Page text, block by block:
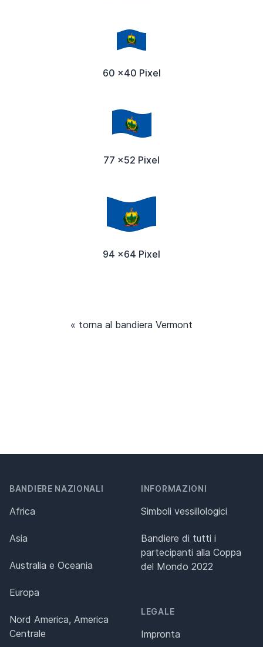
60 x40 Pixel
77 x52 Pixel
94 x64 Pixel
« torna al bandiera Vermont
BANDIERE NAZIONALI
Africa
Asia
Australia e Oceania
Europa
Nord America, America
Centrale
INFORMAZIONI
Simboli vessillologici
Bandiere di tutti i
partecipanti alla Coppa
del Mondo 2022
LEGALE
Impronta